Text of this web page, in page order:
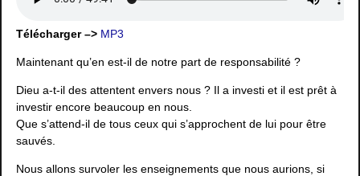
Télécharger –> MP3
Maintenant qu’en est-il de notre part de responsabilité ?
Dieu a-t-il des attentent envers nous ? Il a investi et il est prêt à
investir encore beaucoup en nous.
Que s’attend-il de tous ceux qui s’approchent de lui pour être
sauvés.
Nous allons survoler les enseignements que nous aurions, si